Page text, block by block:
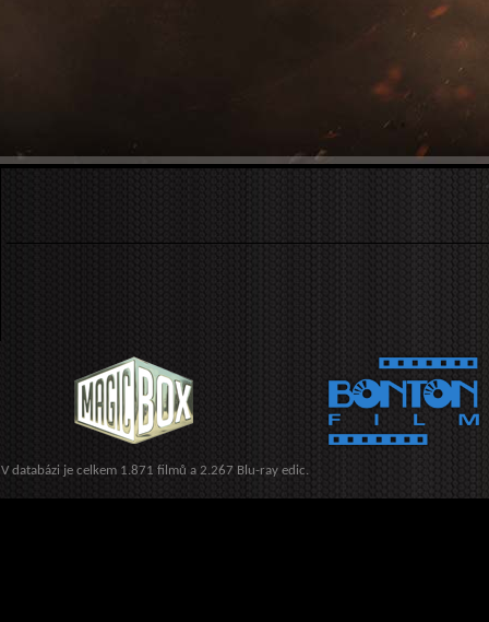
V databázi je celkem 1.871 filmů a 2.267 Blu-ray edic.